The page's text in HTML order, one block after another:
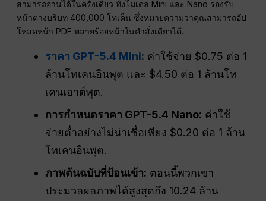
สามารถอ่านได้ในครั้งเดียว ทั้งโมเดล Mini และ Nano รองรับ
หน้าต่างบริบท 400,000 โทเค็น ซึ่งหมายความว่าคุณสามารถอัป
โหลดหน้า PDF หลายร้อยหน้าในคำสั่งเดียวได้.
ราคา GPT-5.4 Mini: ค่าใช้จ่าย $0.75 ต่อ 1
ล้านโทเคนอินพุต และ $4.50 ต่อ 1 ล้านโท
เคนเอาต์พุต.
การกำหนดราคา GPT-5.4 Nano: ค่าใช้
จ่ายต่ำอย่างไม่น่าเชื่อเพียง $0.20 ต่อ 1 ล้าน
โทเคนอินพุต.
ภาพต้นฉบับที่ป้อนเข้า: ตอนนี้พวกเขา
ประมวลผลภาพได้สูงสุดถึง 10.24 ล้าน